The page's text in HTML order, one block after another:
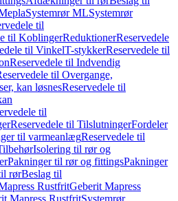
Systemrør MLSystemrør
til
til KoblingerReduktionerReservedele
til VinkelT-stykkerReservedele til
Reservedele til Indvendig
til Overgange,
kan løsnesReservedele til
til
Reservedele til TilslutningerFordeler
til varmeanlægReservedele til
Isolering til rør og
Pakninger til rør og fittingsPakninger
rørBeslag til
RustfritGeberit Mapress
Mapress RustfritSystemrør